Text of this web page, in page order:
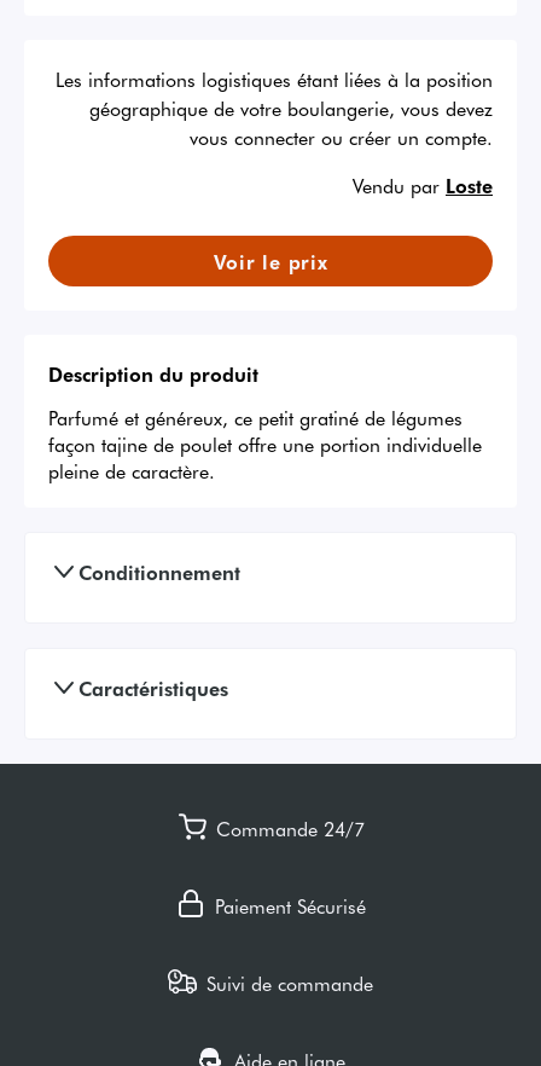
Les informations logistiques étant liées à la position
géographique de votre boulangerie, vous devez
vous connecter ou créer un compte.
Vendu par Loste
Voir le prix
Description du produit
Parfumé et généreux, ce petit gratiné de légumes
façon tajine de poulet offre une portion individuelle
pleine de caractère.
Conditionnement
Caractéristiques
Commande 24/7
Paiement Sécurisé
Suivi de commande
Aide en ligne